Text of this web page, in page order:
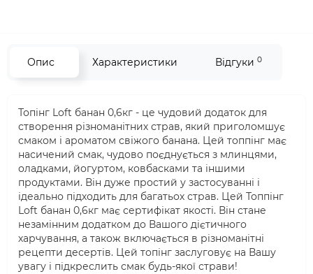
Опис Характеристики Відгуки 0
Топінг Loft банан 0,6кг - це чудовий додаток для
створення різноманітних страв, який приголомшує
смаком і ароматом свіжого банана. Цей топпінг має
насичений смак, чудово поєднується з млинцями,
оладками, йогуртом, ковбасками та іншими
продуктами. Він дуже простий у застосуванні і
ідеально підходить для багатьох страв. Цей Топпінг
Loft банан 0,6кг має сертифікат якості. Він стане
незамінним додатком до Вашого дієтичного
харчування, а також включається в різноманітні
рецепти десертів. Цей топінг заслуговує на Вашу
увагу і підкреслить смак будь-якої страви!